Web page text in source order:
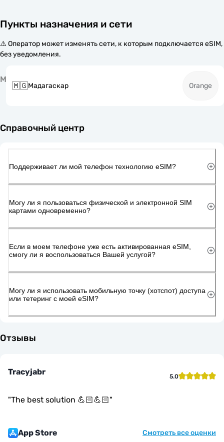
Пункты назначения и сети
⚠️ Оператор может изменять сети, к которым подключается eSIM,
без уведомления.
М
🇲🇬Мадагаскар Orange
Справочный центр
Поддерживает ли мой телефон технологию eSIM?
Могу ли я пользоваться физической и электронной SIM
картами одновременно?
Если в моем телефоне уже есть активированная eSIM,
смогу ли я воспользоваться Вашей услугой?
Могу ли я использовать мобильную точку (хотспот) доступа
или тетеринг с моей eSIM?
Отзывы
Tracyjabr 5.0
"The best solution 💪🏻💪🏻"
App Store Смотреть все оценки